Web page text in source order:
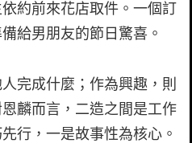
約前來花店取件。一個訂
給男朋友的節日驚喜。
完成什麼；作為興趣，則
麟而言，二造之間是工作
行，一是故事性為核心。